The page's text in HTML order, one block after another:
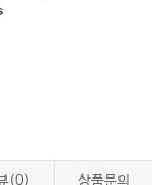
(0) 상품문의